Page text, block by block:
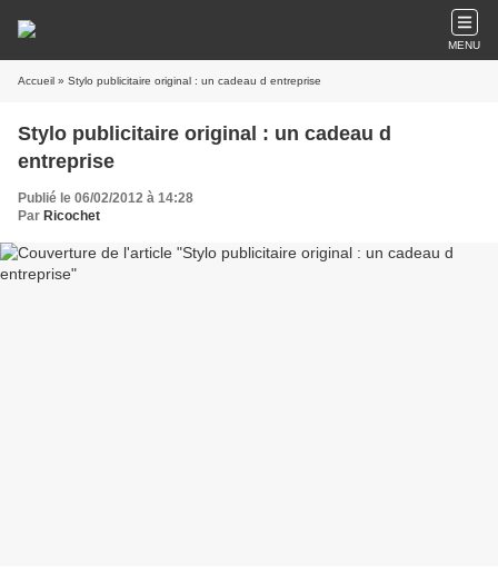
MENU
Accueil » Stylo publicitaire original : un cadeau d entreprise
Stylo publicitaire original : un cadeau d
entreprise
Publié le 06/02/2012 à 14:28
Par Ricochet